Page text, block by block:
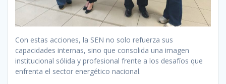
Con estas acciones, la SEN no solo refuerza sus
capacidades internas, sino que consolida una imagen
institucional sólida y profesional frente a los desafíos que
enfrenta el sector energético nacional.